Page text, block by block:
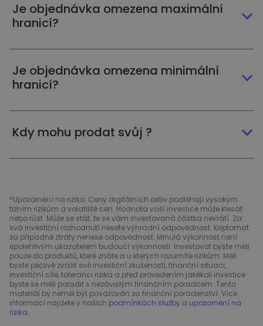
Je objednávka omezena maximální
hranicí?
Je objednávka omezena minimální
hranicí?
Kdy mohu prodat svůj ?
*Upozornění na riziko: Ceny digitálních aktiv podléhají vysokým
tržním rizikům a volatilitě cen. Hodnota vaší investice může klesat
nebo růst. Může se stát, že se vám investovaná částka nevrátí. Za
svá investiční rozhodnutí nesete výhradní odpovědnost. Kriptomat
za případné ztráty nenese odpovědnost. Minulá výkonnost není
spolehlivým ukazatelem budoucí výkonnosti. Investovat byste měli
pouze do produktů, které znáte a u kterých rozumíte rizikům. Měli
byste pečlivě zvážit své investiční zkušenosti, finanční situaci,
investiční cíle, toleranci rizika a před provedením jakékoli investice
byste se měli poradit s nezávislým finančním poradcem. Tento
materiál by neměl být považován za finanční poradenství. Více
informací najdete v našich podmínkách služby a upozornění na
rizika.